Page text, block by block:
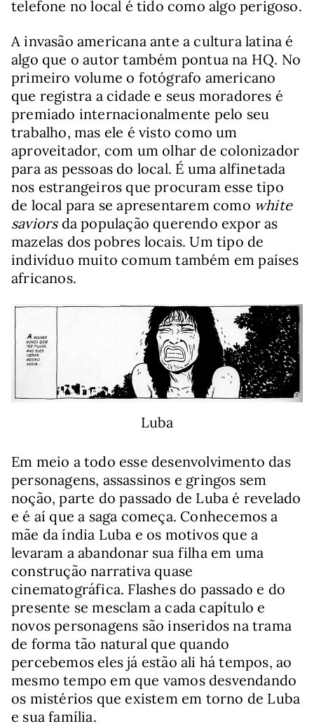
telefone no local é tido como algo perigoso.
A invasão americana ante a cultura latina é
algo que o autor também pontua na HQ. No
primeiro volume o fotógrafo americano
que registra a cidade e seus moradores é
premiado internacionalmente pelo seu
trabalho, mas ele é visto como um
aproveitador, com um olhar de colonizador
para as pessoas do local. É uma alfinetada
nos estrangeiros que procuram esse tipo
de local para se apresentarem como white
saviorsda população querendo expor as
mazelas dos pobres locais. Um tipo de
indivíduo muito comum também em países
africanos.
Luba
Em meio a todo esse desenvolvimento das
personagens, assassinos e gringos sem
noção, parte do passado de Luba é revelado
e é aí que a saga começa. Conhecemos a
mãe da índia Luba e os motivos que a
levaram a abandonar sua filha em uma
construção narrativa quase
cinematográfica. Flashes do passado e do
presente se mesclam a cada capítulo e
novos personagens são inseridos na trama
de forma tão natural que quando
percebemos eles já estão ali há tempos, ao
mesmo tempo em que vamos desvendando
os mistérios que existem em torno de Luba
e sua família.